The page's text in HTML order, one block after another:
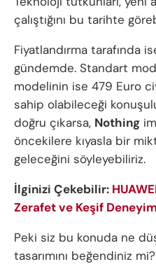
çalıştığını bu tarihte
Fiyatlandırma tarafında
gündemde. Standart
modelinin ise 479 Euro
sahip olabileceği
doğru çıkarsa, Nothing
öncekilere kıyasla bir
geleceğini söyleyebiliriz.
İlginizi Çekebilir:
Zerafet ve Keşif
Peki siz bu konuda ne
tasarımını beğendiniz